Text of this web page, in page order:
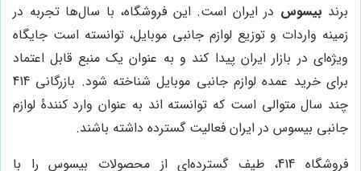
برند بیسوس در ایران است. این فروشگاه، با سال‌ها تجربه در
زمینه واردات و توزیع لوازم جانبی موبایل، توانسته است جایگاه
ویژه‌ای در بازار ایران پیدا کند و به عنوان یک منبع قابل اعتماد
برای خرید عمده لوازم جانبی موبایل شناخته شود. بازرگانی 414
چند سال متوالی است که توانسته اند به عنوان وارد کنندۀ لوازم
جانبی بیسوس در ایران فعالیت گسترده داشته باشند.
فروشگاه 414، طیف گسترده‌ای از محصولات بیسوس را با